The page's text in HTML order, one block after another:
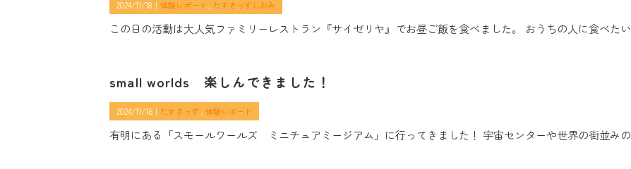
2024/11/18｜ 体験レポート たすきっずしおみ
この日の活動は大人気ファミリーレストラン『サイゼリヤ』でお昼ご飯を食べました。 おうちの人に食べたい
small worlds 楽しんできました！
2024/11/16｜ たすきっず 体験レポート
有明にある「スモールワールズ ミニチュアミージアム」に行ってきました！ 宇宙センターや世界の街並みの